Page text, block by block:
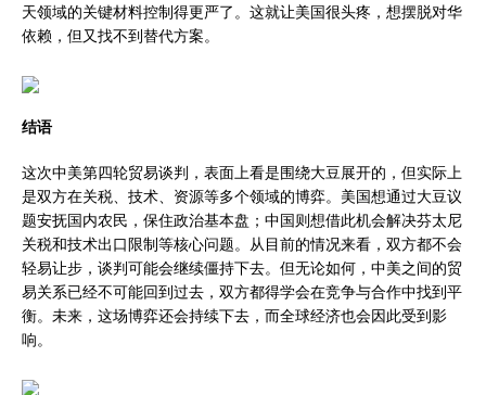
天领域的关键材料控制得更严了。这就让美国很头疼，想摆脱对华
依赖，但又找不到替代方案。
结语
这次中美第四轮贸易谈判，表面上看是围绕大豆展开的，但实际上
是双方在关税、技术、资源等多个领域的博弈。美国想通过大豆议
题安抚国内农民，保住政治基本盘；中国则想借此机会解决芬太尼
关税和技术出口限制等核心问题。从目前的情况来看，双方都不会
轻易让步，谈判可能会继续僵持下去。但无论如何，中美之间的贸
易关系已经不可能回到过去，双方都得学会在竞争与合作中找到平
衡。未来，这场博弈还会持续下去，而全球经济也会因此受到影
响。